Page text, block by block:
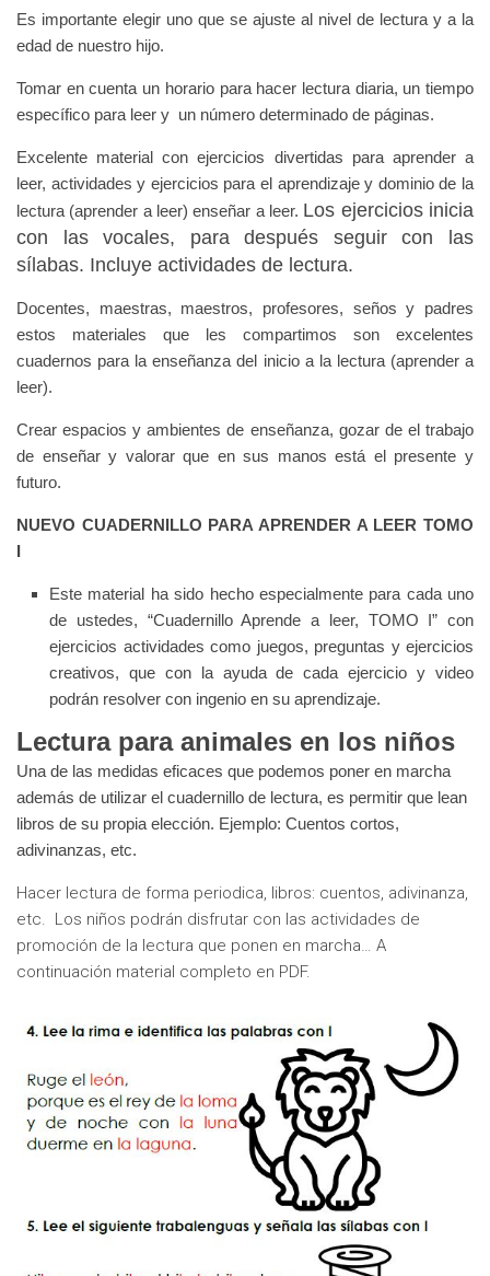
Es importante elegir uno que se ajuste al nivel de lectura y a la
edad de nuestro hijo.
Tomar en cuenta un horario para hacer lectura diaria, un tiempo
específico para leer y un número determinado de páginas.
Excelente material con ejercicios divertidas para aprender a
leer, actividades y ejercicios para el aprendizaje y dominio de la
lectura (aprender a leer) enseñar a leer. Los ejercicios inicia
con las vocales, para después seguir con las
sílabas. Incluye actividades de lectura.
Docentes, maestras, maestros, profesores, seños y padres
estos materiales que les compartimos son excelentes
cuadernos para la enseñanza del inicio a la lectura (aprender a
leer).
Crear espacios y ambientes de enseñanza, gozar de el trabajo
de enseñar y valorar que en sus manos está el presente y
futuro.
NUEVO CUADERNILLO PARA APRENDER A LEER TOMO
I
Este material ha sido hecho especialmente para cada uno
de ustedes, “Cuadernillo Aprende a leer, TOMO I” con
ejercicios actividades como juegos, preguntas y ejercicios
creativos, que con la ayuda de cada ejercicio y video
podrán resolver con ingenio en su aprendizaje.
Lectura para animales en los niños
Una de las medidas eficaces que podemos poner en marcha
además de utilizar el cuadernillo de lectura, es permitir que lean
libros de su propia elección. Ejemplo: Cuentos cortos,
adivinanzas, etc.
Hacer lectura de forma periodica, libros: cuentos, adivinanza,
etc. Los niños podrán disfrutar con las actividades de
promoción de la lectura que ponen en marcha… A
continuación material completo en PDF.